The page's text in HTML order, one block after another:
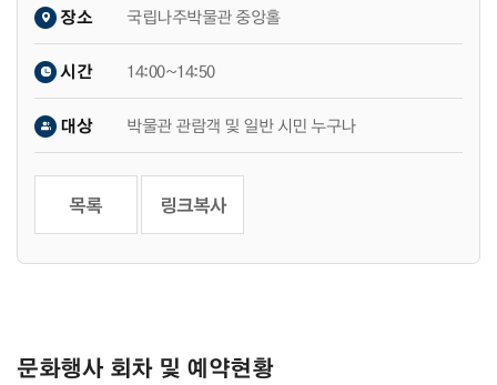
장소 국립나주박물관 중앙홀
시간 14:00~14:50
대상 박물관 관람객 및 일반 시민 누구나
목록 링크복사
문화행사 회차 및 예약현황